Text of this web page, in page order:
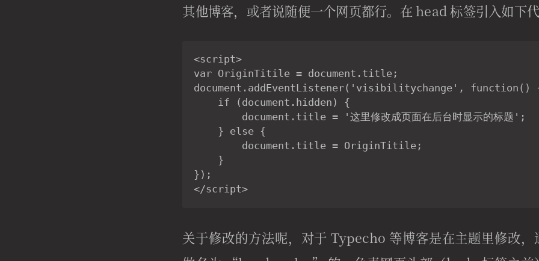
其他博客，或者说随便一个网页都行。在 head 标签引入如下
<script>
var OriginTitile = document.title;
document.addEventListener('visibilitychange', function()
    if (document.hidden) {
        document.title = '这里修改成页面在后台时显示的标题';
    } else {
        document.title = OriginTitile;
    }
});
</script>
关于修改的方法呢，对于 Typecho 等博客是在主题里修改，